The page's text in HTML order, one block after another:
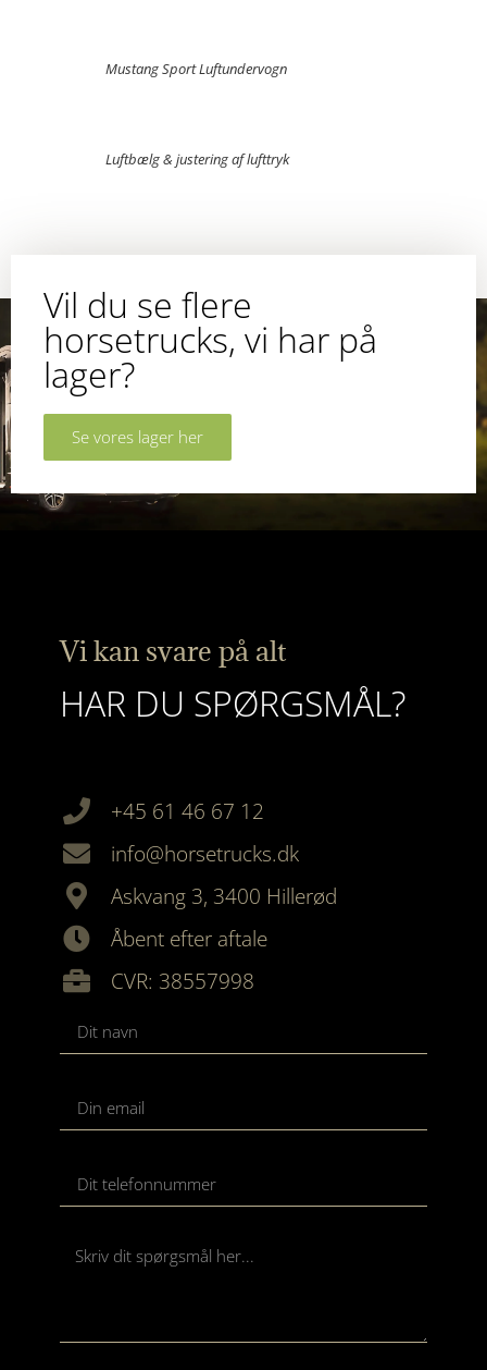
Mustang Sport Luftundervogn
Luftbælg & justering af lufttryk
Vil du se flere
horsetrucks, vi har på
lager?
Se vores lager her
Vi kan svare på alt
HAR DU SPØRGSMÅL?
+45 61 46 67 12
info@horsetrucks.dk
Askvang 3, 3400 Hillerød
Åbent efter aftale
CVR: 38557998